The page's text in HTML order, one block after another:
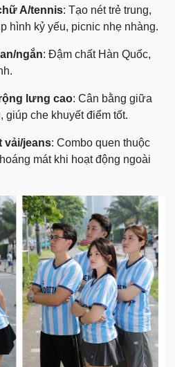
A/tennis: Tạo nét trẻ trung,
hình kỷ yếu, picnic nhẹ nhàng.
ngắn: Đậm chất Hàn Quốc,
lưng cao: Cân bằng giữa
giúp che khuyết điểm tốt.
vải/jeans: Combo quen thuộc
mát khi hoạt động ngoài